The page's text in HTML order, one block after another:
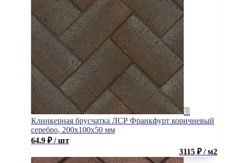
Клинкерная брусчатка ЛСР Франкфурт коричневый
серебро, 200x100x50 мм
64.9 ₽ / шт
3115 ₽ / м2